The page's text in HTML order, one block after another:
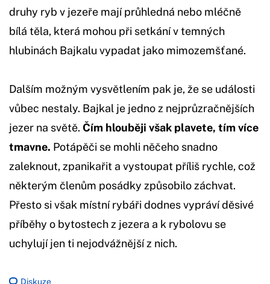
druhy ryb v jezeře mají průhledná nebo mléčně
bílá těla, která mohou při setkání v temných
hlubinách Bajkalu vypadat jako mimozemšťané.
Dalším možným vysvětlením pak je, že se události
vůbec nestaly. Bajkal je jedno z nejprůzračnějších
jezer na světě. Čím hlouběji však plavete, tím více
tmavne. Potápěči se mohli něčeho snadno
zaleknout, zpanikařit a vystoupat příliš rychle, což
některým členům posádky způsobilo záchvat.
Přesto si však místní rybáři dodnes vypráví děsivé
příběhy o bytostech z jezera a k rybolovu se
uchylují jen ti nejodvážnější z nich.
Diskuze